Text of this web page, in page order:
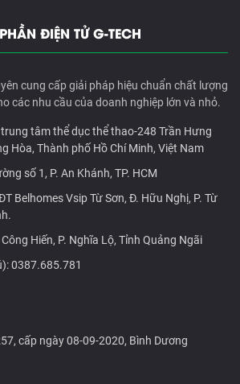
ĐIỆN TỬ G-TECH
cung cấp giải pháp hiệu chuẩn chất lượng
các nhu cầu của doanh nghiệp lớn và nhỏ.
tâm thể dục thể thao-248 Trần Hưng
Hòa, Thành phố Hồ Chí Minh, Việt Nam
số 1, P. An Khánh, TP. HCM
Belhomes Vsip Từ Sơn, Đ. Hữu Nghị, P. Từ
Hiến, P. Nghĩa Lộ, Tỉnh Quảng Ngãi
0387.685.781
cấp ngày 08-09-2020, Bình Dương